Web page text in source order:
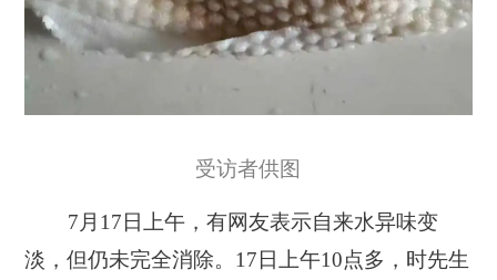
受访者供图
7月17日上午，有网友表示自来水异味变
淡，但仍未完全消除。17日上午10点多，时先生